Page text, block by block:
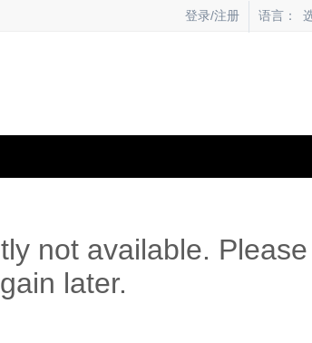
登录/注册 语言：
not available. Please
later.